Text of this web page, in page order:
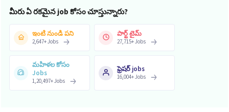
మీరు ఏ రకమైన job కోసం చూస్తున్నారు?
ఇంటి నుండి పని
2,647+Jobs
పార్ట్ టైమ్
27,715+Jobs
మహిళల కోసం
Jobs
1,20,497+Jobs
ఫ్రెషర్ jobs
16,004+Jobs